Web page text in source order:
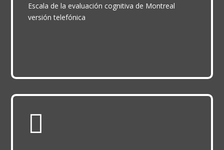
Escala de la evaluación cognitiva de Montreal
versión telefónica
